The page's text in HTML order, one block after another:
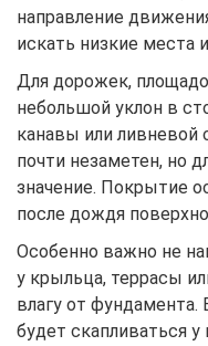
направление
искать низкие места
Для дорожек,
небольшой уклон в
канавы или ливневой
почти незаметен, но
значение. Покрытие
после дождя
Особенно важно не
у крыльца, террасы
влагу от фундамента.
будет скапливаться